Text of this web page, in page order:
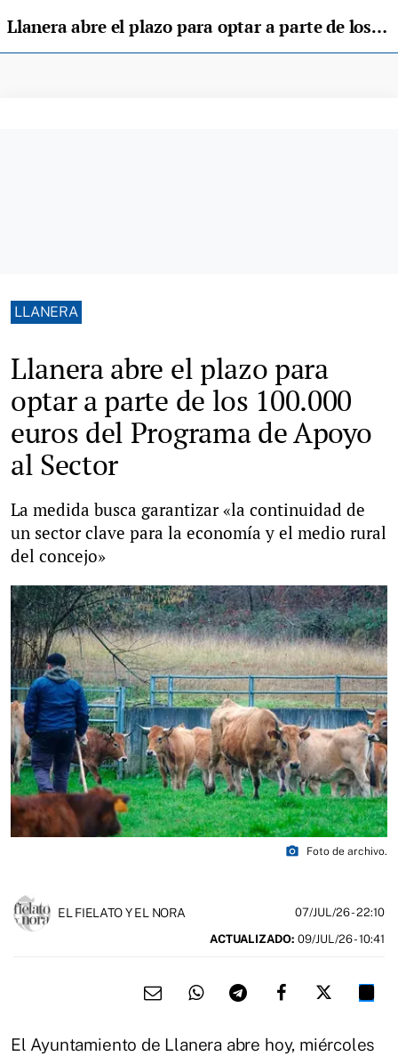
Llanera abre el plazo para optar a parte de los 100.000 euros del Programa de Apoyo al Sector
LLANERA
Llanera abre el plazo para
optar a parte de los 100.000
euros del Programa de Apoyo
al Sector
La medida busca garantizar «la continuidad de
un sector clave para la economía y el medio rural
del concejo»
photo_camera Foto de archivo.
EL FIELATO Y EL NORA 07/JUL/26- 22:10
ACTUALIZADO: 09/JUL/26 - 10:41
El Ayuntamiento de Llanera abre hoy, miércoles